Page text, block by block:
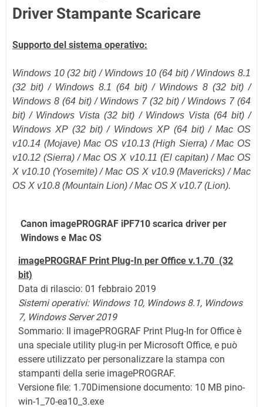
Driver Stampante Scaricare
Supporto del sistema operativo:
Windows 10 (32 bit) / Windows 10 (64 bit) / Windows 8.1
(32 bit) / Windows 8.1 (64 bit) / Windows 8 (32 bit) /
Windows 8 (64 bit) / Windows 7 (32 bit) / Windows 7 (64
bit) / Windows Vista (32 bit) / Windows Vista (64 bit) /
Windows XP (32 bit) / Windows XP (64 bit) / Mac OS
v10.14 (Mojave)Mac OS v10.13 (High Sierra) / Mac OS
v10.12(Sierra)/ Mac OS X v10.11 (El capitan)/ Mac OS
X v10.10 (Yosemite) / Mac OS X v10.9 (Mavericks) / Mac
OS X v10.8 (Mountain Lion) / Mac OS X v10.7 (Lion).
Canon imagePROGRAF iPF710 scarica driver per
Windows e Mac OS
imagePROGRAF Print Plug-In per Office v.1.70 (32
bit)
Data di rilascio: 01 febbraio 2019
Sistemi operativi: Windows 10, Windows 8.1, Windows
7, Windows Server 2019
Sommario: Il imagePROGRAF Print Plug-In for Office è
una speciale utility plug-in per Microsoft Office, e può
essere utilizzato per personalizzare la stampa con
stampanti della serie imagePROGRAF.
Versione file: 1.70Dimensione documento: 10 MB pino-
win-1_70-ea10_3.exe